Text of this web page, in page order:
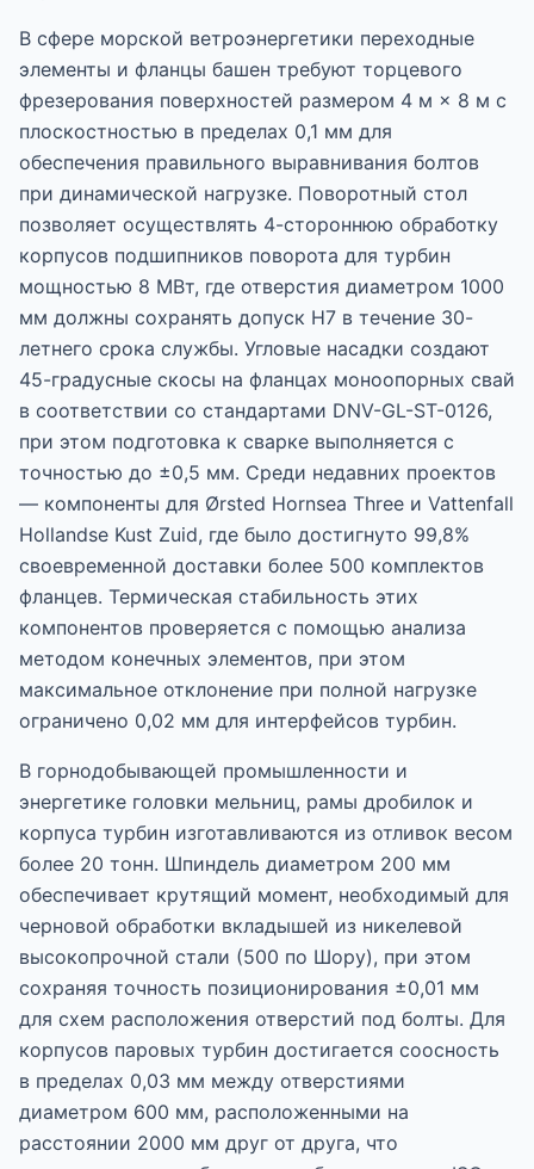
В сфере морской ветроэнергетики переходные
элементы и фланцы башен требуют торцевого
фрезерования поверхностей размером 4 м × 8 м с
плоскостностью в пределах 0,1 мм для
обеспечения правильного выравнивания болтов
при динамической нагрузке. Поворотный стол
позволяет осуществлять 4-стороннюю обработку
корпусов подшипников поворота для турбин
мощностью 8 МВт, где отверстия диаметром 1000
мм должны сохранять допуск H7 в течение 30-
летнего срока службы. Угловые насадки создают
45-градусные скосы на фланцах моноопорных свай
в соответствии со стандартами DNV-GL-ST-0126,
при этом подготовка к сварке выполняется с
точностью до ±0,5 мм. Среди недавних проектов
— компоненты для Ørsted Hornsea Three и Vattenfall
Hollandse Kust Zuid, где было достигнуто 99,8%
своевременной доставки более 500 комплектов
фланцев. Термическая стабильность этих
компонентов проверяется с помощью анализа
методом конечных элементов, при этом
максимальное отклонение при полной нагрузке
ограничено 0,02 мм для интерфейсов турбин.
В горнодобывающей промышленности и
энергетике головки мельниц, рамы дробилок и
корпуса турбин изготавливаются из отливок весом
более 20 тонн. Шпиндель диаметром 200 мм
обеспечивает крутящий момент, необходимый для
черновой обработки вкладышей из никелевой
высокопрочной стали (500 по Шору), при этом
сохраняя точность позиционирования ±0,01 мм
для схем расположения отверстий под болты. Для
корпусов паровых турбин достигается соосность
в пределах 0,03 мм между отверстиями
диаметром 600 мм, расположенными на
расстоянии 2000 мм друг от друга, что